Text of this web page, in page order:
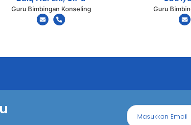
Guru Bimbingan Konseling Guru